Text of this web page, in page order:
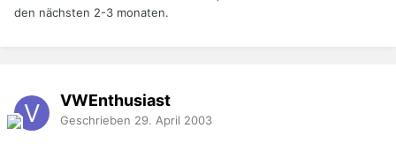
den nächsten 2-3 monaten.
VWEnthusiast
Geschrieben 29. April 2003